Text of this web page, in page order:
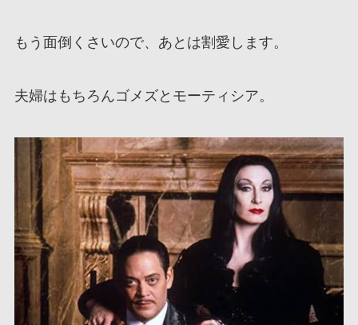
もう面倒くさいので、あとは割愛します。
夫婦はもちろんゴメズとモーティシア。